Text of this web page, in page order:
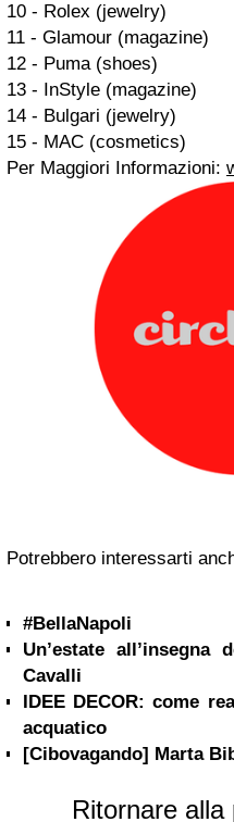
10 - Rolex (jewelry)
11 - Glamour (magazine)
12 - Puma (shoes)
13 - InStyle (magazine)
14 - Bulgari (jewelry)
15 - MAC (cosmetics)
Per Maggiori Informazioni:
Potrebbero interessarti
#BellaNapoli
Un’estate
Cavalli
IDEE DECOR: come
acquatico
[Cibovagando] Marta
Ritornare alla